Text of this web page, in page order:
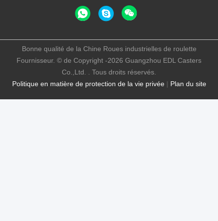
Politique en matière de protection de la vie privée| Plan du site
Bonne qualité de la Chine Roues industrielles de roulette
Fournisseur. © de Copyright -2026 Guangzhou EDL Casters
Co.,Ltd. . Tous droits réservés.